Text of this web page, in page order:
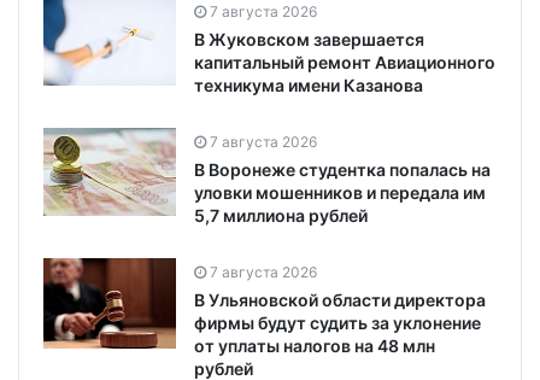
7 августа 2026
В Жуковском завершается
капитальный ремонт Авиационного
техникума имени Казанова
7 августа 2026
В Воронеже студентка попалась на
уловки мошенников и передала им
5,7 миллиона рублей
7 августа 2026
В Ульяновской области директора
фирмы будут судить за уклонение
от уплаты налогов на 48 млн
рублей